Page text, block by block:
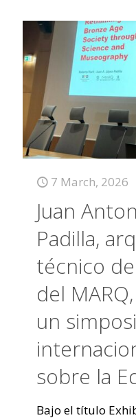
7 March, 2026
Juan
Padilla,
técnico
del
un
sobre la
Bajo el título